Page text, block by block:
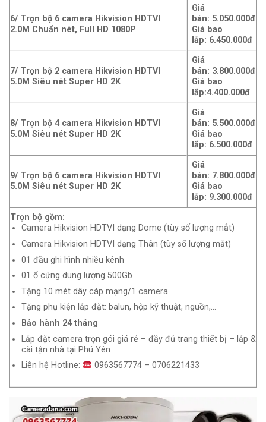
6/ Trọn bộ 6 camera Hikvision HDTVI
2.0M Chuẩn nét, Full HD 1080P
Giá
bán: 5.050.000đ
Giá bao
lắp: 6.450.000đ
7/ Trọn bộ 2 camera Hikvision HDTVI
5.0M Siêu nét Super HD 2K
Giá
bán: 3.800.000đ
Giá bao
lắp:4.400.000đ
8/ Trọn bộ 4 camera Hikvision HDTVI
5.0M Siêu nét Super HD 2K
Giá
bán: 5.500.000đ
Giá bao
lắp: 6.500.000đ
9/ Trọn bộ 6 camera Hikvision HDTVI
5.0M Siêu nét Super HD 2K
Giá
bán: 7.800.000đ
Giá bao
lắp: 9.300.000đ
Trọn bộ gồm:
Camera Hikvision HDTVI dạng Dome (tùy số lượng mắt)
Camera Hikvision HDTVI dạng Thân (tùy số lượng mắt)
01 đầu ghi hình nhiều kênh
01 ổ cứng dung lượng 500Gb
Tặng 10 mét dây cáp mạng/1 camera
Tặng phụ kiện lắp đặt: balun, hộp kỹ thuật, nguồn,…
Bảo hành 24 tháng
Lắp đặt camera trọn gói giá rẻ – đầy đủ trang thiết bị – lắp &
cài tận nhà tại Phú Yên
Liên hệ Hotline:
0963567774 – 0706221433